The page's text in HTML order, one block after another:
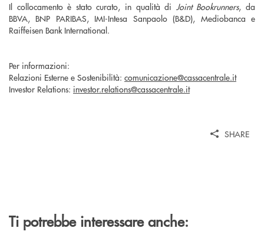
Il collocamento è stato curato, in qualità di Joint Bookrunners, da
BBVA, BNP PARIBAS, IMI-Intesa Sanpaolo (B&D), Mediobanca e
Raiffeisen Bank International.
Per informazioni:
Relazioni Esterne e Sostenibilità: comunicazione@cassacentrale.it
Investor Relations: investor.relations@cassacentrale.it
SHARE
Ti potrebbe interessare anche: